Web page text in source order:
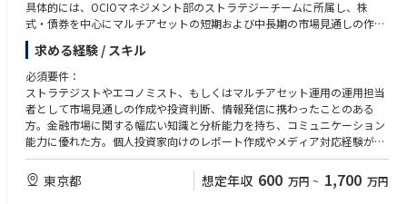
新規ヘルスケアアプリのプロダクトマネジメント責任者としてPdM組織を
率い、「ヘルスケア」「メディカル」「ヘルスケア共創基盤」の3領域を
横断的に統括する。プロダクトの立ち上げ・グロースを通じて事業成長を
【主な業務】
各領域のPdMをマネジメントし、プロダクトビジョン、顧客体験、データ
設計、機能・サービス企画、ロードマップの整合性を担保する。ユーザ
ー、医療機関、自治体、企業、保険者、パートナーなど、多様なステーク
ホルダーへの提供価値を最大化し、複数のサービスやデータが有機的につ
ながるヘルスケアプラットフォームを構築する。経営、事業開発、開発、
具体的には、OCIOマネジメント部のストラテジーチームに所属し、株
式・債券を中心にマルチアセットの短期および中長期の市場見通しの作成
や投資判断を、同社グループ証券のリサーチ部門のストラテジストをはじ
め、社内外の資産運用の専門家や運用機関等とコミュニケーションをとっ
て行います。併せて、ハウスビューに関するメディア対応や野村證券のお
客様および支店のパートナー向けにレポート執筆やプレゼンテーションな
どによる情報発信も行って頂きます。
求める経験 / スキル
必須要件：
ストラテジストやエコノミスト、もしくはマルチアセット運用の運用担当
者として市場見通しの作成や投資判断、情報発信に携わったことのある
方。金融市場に関する幅広い知識と分析能力を持ち、コミュニケーション
能力に優れた方。個人投資家向けのレポート作成やメディア対応経験があ
れば尚可。
東京都 想定年収 600 万円 ~ 1,700 万円